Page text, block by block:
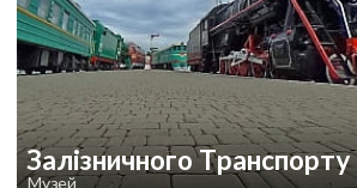
Залізничного Транспорту
Музей